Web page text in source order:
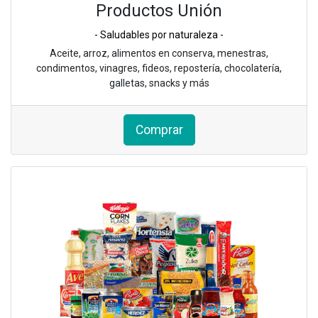
Productos Unión
- Saludables por naturaleza -
Aceite, arroz, alimentos en conserva, menestras,
condimentos, vinagres, fideos, repostería, chocolatería,
galletas, snacks y más
Comprar